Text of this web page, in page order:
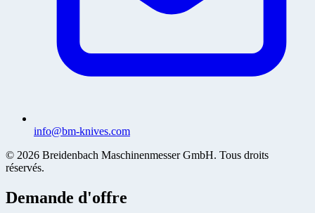
info@bm-knives.com
© 2026 Breidenbach Maschinenmesser GmbH. Tous droits
réservés.
Demande d'offre